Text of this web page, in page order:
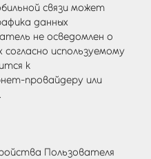
связи может
данных
не осведомлен о
используемому
к
провайдеру или
Пользователя